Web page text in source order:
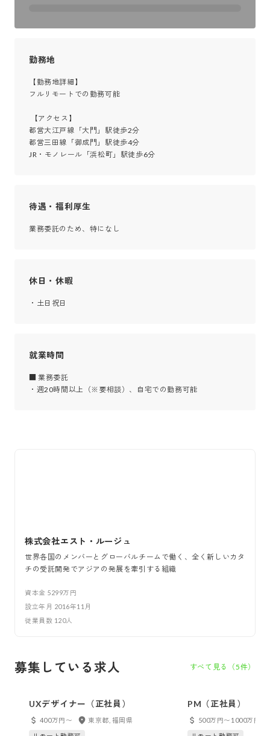
勤務地
【勤務地詳細】
フルリモートでの勤務可能
都営大江戸線「大門」駅徒歩2分
都営三田線「御成門」駅徒歩4分
JR・モノレール「浜松町」駅徒歩6分
待遇・福利厚生
業務委託のため、特になし
休日・休暇
・土日祝日
就業時間
■ 業務委託
・週20時間以上（※要相談）、自宅での勤務可能
株式会社エスト・ルージュ
世界各国のメンバーとグローバルチームで働く、全く新しいカタ
チの受託開発でアジアの発展を牽引する組織
資本金 5299万円
設立年月 2016年11月
従業員数 120人
募集している求人 すべて見る（5件）
UXデザイナー（正社員）
400万円〜
東京都, 福岡県
PM（正社員）
500万円〜1000万円